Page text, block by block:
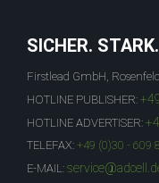
SICHER.
Firstlead GmbH,
HOTLINE PUBLISHER:
HOTLINE ADVERTISER:
TELEFAX: +49 (0)30 - 609
E-MAIL: